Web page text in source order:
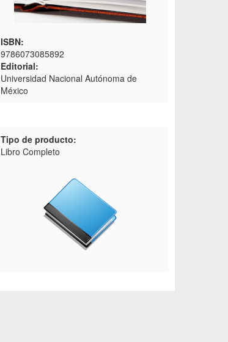
ISBN:
9786073085892
Editorial:
Universidad Nacional Autónoma de
México
Tipo de producto:
Libro Completo